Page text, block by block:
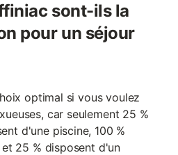
sont-ils la
pour un séjour
optimal si vous voulez
car seulement 25 %
d'une piscine, 100 %
25 % disposent d'un